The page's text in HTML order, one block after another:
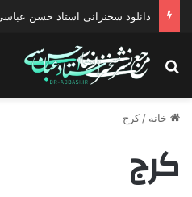
دانلود سخنرانی استاد حسن عباسی
جستجو برای
خانه / کرج
کرج